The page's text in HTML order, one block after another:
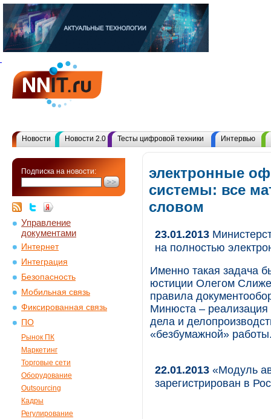
Новости Новости 2.0 Тесты цифровой техники Интервью
Подписка на новости:
Управление
документами
Интернет
Интеграция
Безопасность
Мобильная связь
Фиксированная связь
ПО
Рынок ПК
Маркетинг
Торговые сети
Оборудование
Outsourcing
Кадры
Регулирование
электронные
системы: все
словом
23.01.2013
на полностью
Именно такая задача
юстиции Олегом
правила
Минюста – реализация
дела и
«безбумажной»
22.01.2013 «Модуль
зарегистрирован в